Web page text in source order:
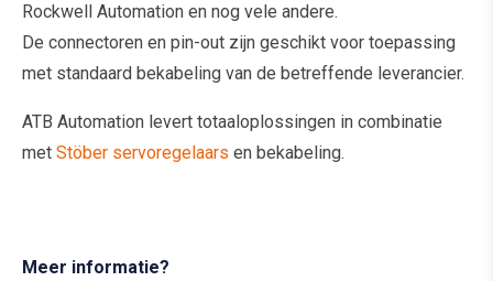
Rockwell Automation en nog vele andere.
De connectoren en pin-out zijn geschikt voor toepassing
met standaard bekabeling van de betreffende leverancier.
ATB Automation levert totaaloplossingen in combinatie
met Stöber servoregelaars en bekabeling.
Meer informatie?